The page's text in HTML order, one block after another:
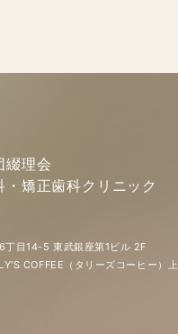
綴理会
・矯正歯科クリニック
丁目14-5 東武銀座第1ビル 2F
COFFEE（タリーズコーヒー）上